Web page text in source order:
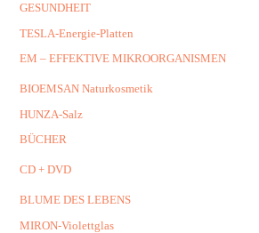
GESUNDHEIT
TESLA-Energie-Platten
EM – EFFEKTIVE MIKROORGANISMEN
BIOEMSAN Naturkosmetik
HUNZA-Salz
BÜCHER
CD + DVD
BLUME DES LEBENS
MIRON-Violettglas